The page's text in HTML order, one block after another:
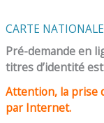
CARTE
Pré-demande en
titres d’identité
Attention, la prise
par Internet.